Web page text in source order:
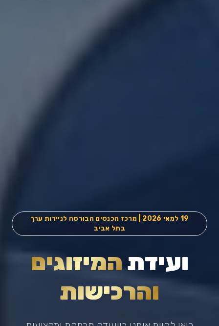
19 למאי 2026 | מרכז הכנסים הבורסה לניירות ערך
בתל אביב
ועידת המיזוגים
והרכישות